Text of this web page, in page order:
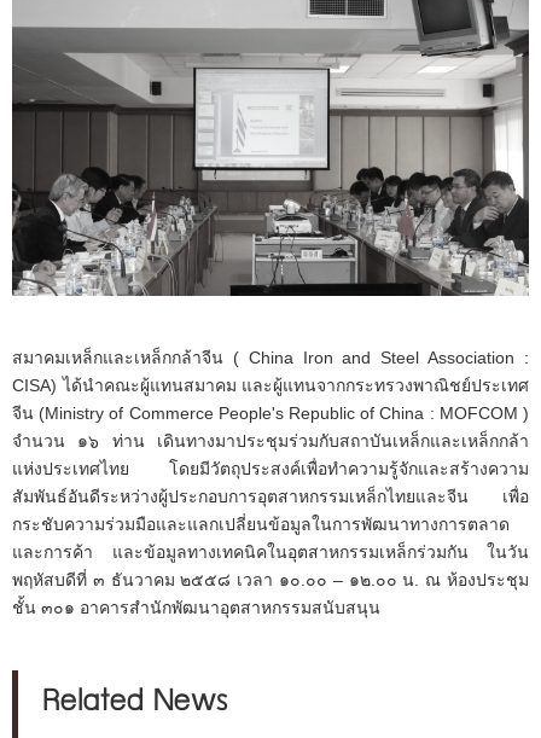
สมาคมเหล็กและเหล็กกล้าจีน ( China Iron and Steel Association :
CISA) ได้นำคณะผู้แทนสมาคม และผู้แทนจากกระทรวงพาณิชย์ประเทศ
จีน (Ministry of Commerce People's Republic of China : MOFCOM )
จำนวน ๑๖ ท่าน เดินทางมาประชุมร่วมกับสถาบันเหล็กและเหล็กกล้า
แห่งประเทศไทย โดยมีวัตถุประสงค์เพื่อทำความรู้จักและสร้างความ
สัมพันธ์อันดีระหว่างผู้ประกอบการอุตสาหกรรมเหล็กไทยและจีน เพื่อ
กระชับความร่วมมือและแลกเปลี่ยนข้อมูลในการพัฒนาทางการตลาด
และการค้า และข้อมูลทางเทคนิคในอุตสาหกรรมเหล็กร่วมกัน ในวัน
พฤหัสบดีที่ ๓ ธันวาคม ๒๕๕๘ เวลา ๑๐.๐๐ – ๑๒.๐๐ น. ณ ห้องประชุม
ชั้น ๓๐๑ อาคารสำนักพัฒนาอุตสาหกรรมสนับสนุน
Related News